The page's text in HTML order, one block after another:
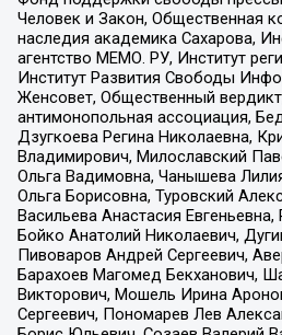
Человек и Закон, Общественная
наследия академика Сахарова,
агентство МЕМО. РУ, Институт
Институт Развития Свободы
Женсовет, Общественный
антимонопольная ассоциация,
Дзугкоева Регина Николаевна,
Владимирович, Милославский
Ольга Вадимовна, Чанышева
Ольга Борисовна, Туровский
Васильева Анастасия
Бойко Анатолий Николаевич,
Пивоваров Андрей Сергеевич,
Барахоев Магомед Бекханович,
Викторович, Мошель Ирина
Сергеевич, Пономарев Лев